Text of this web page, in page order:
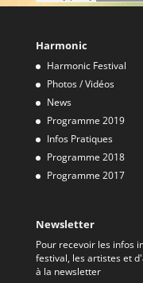
Harmonic
Harmonic Festival
Photos / Vidéos
News
Programme 2019
Infos Pratiques
Programme 2018
Programme 2017
Newsletter
Pour recevoir les infos
festival, les artistes et
à la newsletter